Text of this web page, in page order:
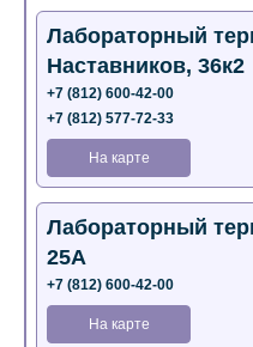
Лабораторный
Наставников, 36к2
+7 (812) 600-42-00
+7 (812) 577-72-33
На карте
Лабораторный
25А
+7 (812) 600-42-00
На карте